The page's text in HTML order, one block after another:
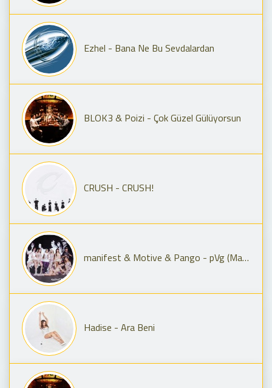
Ezhel - Bana Ne Bu Sevdalardan
BLOK3 & Poizi - Çok Güzel Gülüyorsun
CRUSH - CRUSH!
manifest & Motive & Pango - pVg (Manifest Live Remix)
Hadise - Ara Beni